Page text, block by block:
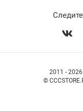
2011 - 2026
©